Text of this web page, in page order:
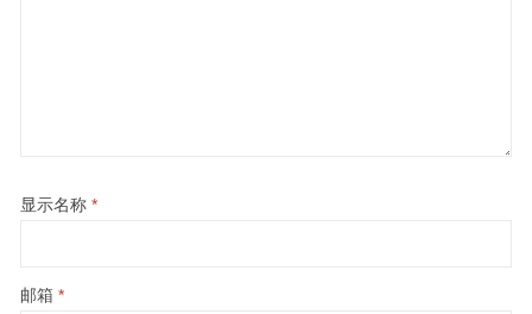
显示名称 *
邮箱 *